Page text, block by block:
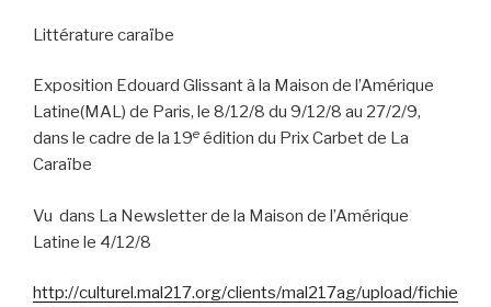
Littérature caraïbe
Exposition Edouard Glissant à la Maison de l’Amérique
Latine(MAL) de Paris, le 8/12/8 du 9/12/8 au 27/2/9,
dans le cadre de la 19e édition du Prix Carbet de La
Caraïbe
Vu dans La Newsletter de la Maison de l’Amérique
Latine le 4/12/8
http://culturel.mal217.org/clients/mal217ag/upload/fichie